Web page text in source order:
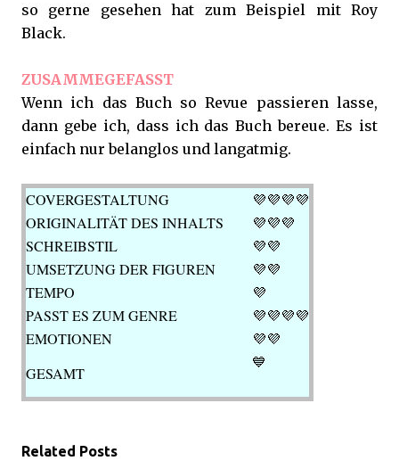
so gerne gesehen hat zum Beispiel mit Roy
Black.
ZUSAMMEGEFASST
Wenn ich das Buch so Revue passieren lasse,
dann gebe ich, dass ich das Buch bereue. Es ist
einfach nur belanglos und langatmig.
COVERGESTALTUNG 💜💜💜💜
ORIGINALITÄT DES INHALTS 💜💜💜
SCHREIBSTIL
💜💜
UMSETZUNG DER FIGUREN
💜💜
TEMPO
💜
PASST ES ZUM GENRE
💜💜💜💜
EMOTIONEN
💜💜
GESAMT
💙
Related Posts